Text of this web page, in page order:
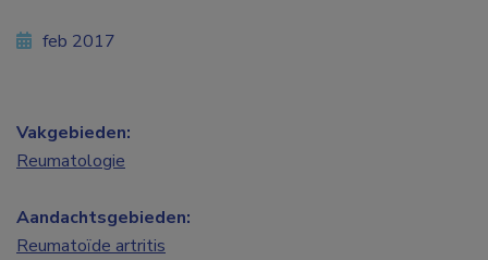
feb 2017
Vakgebieden:
Reumatologie
Aandachtsgebieden:
Reumatoïde artritis